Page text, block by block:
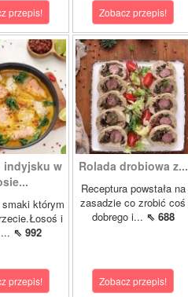
przepis! Zobacz przepis!
indyjsku w
którym
i
⇖ 992
przepis!
Rolada drobiowa z...
Receptura powstała na
zasadzie co zrobić coś
dobrego i... ⇖ 688
Zobacz przepis!